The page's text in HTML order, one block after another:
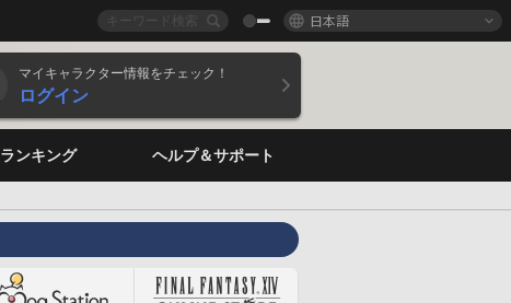
日本語
マイキャラクター情報をチェック！
ログイン
ランキング ヘルプ＆サポート